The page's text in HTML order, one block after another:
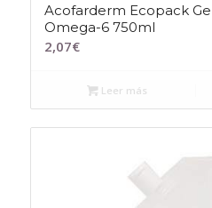
Acofarderm Ecopack
Omega-6 750ml
2,07€
Leer más